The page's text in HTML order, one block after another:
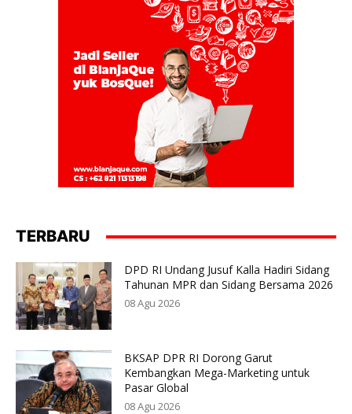
TERBARU
DPD RI Undang Jusuf Kalla Hadiri Sidang
Tahunan MPR dan Sidang Bersama 2026
08 Agu 2026
BKSAP DPR RI Dorong Garut
Kembangkan Mega-Marketing untuk
Pasar Global
08 Agu 2026